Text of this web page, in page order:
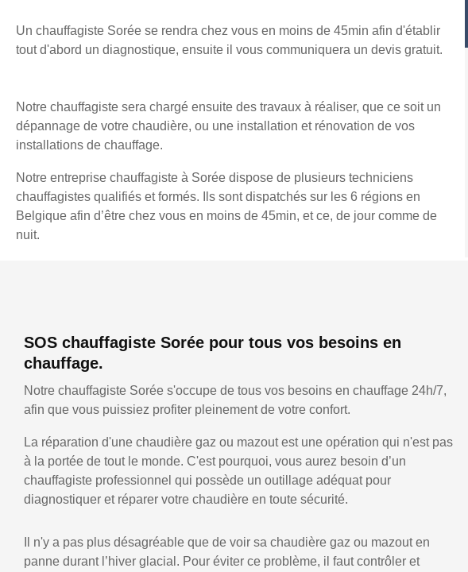
Un chauffagiste Sorée se rendra chez vous en moins de 45min afin d'établir
tout d'abord un diagnostique, ensuite il vous communiquera un devis gratuit.
Notre chauffagiste sera chargé ensuite des travaux à réaliser, que ce soit un
dépannage de votre chaudière, ou une installation et rénovation de vos
installations de chauffage.
Notre entreprise chauffagiste à Sorée dispose de plusieurs techniciens
chauffagistes qualifiés et formés. Ils sont dispatchés sur les 6 régions en
Belgique afin d’être chez vous en moins de 45min, et ce, de jour comme de
nuit.
SOS chauffagiste Sorée pour tous vos besoins en
chauffage.
Notre chauffagiste Sorée s'occupe de tous vos besoins en chauffage 24h/7,
afin que vous puissiez profiter pleinement de votre confort.
La réparation d'une chaudière gaz ou mazout est une opération qui n'est pas
à la portée de tout le monde. C'est pourquoi, vous aurez besoin d’un
chauffagiste professionnel qui possède un outillage adéquat pour
diagnostiquer et réparer votre chaudière en toute sécurité.
Il n'y a pas plus désagréable que de voir sa chaudière gaz ou mazout en
panne durant l’hiver glacial. Pour éviter ce problème, il faut contrôler et